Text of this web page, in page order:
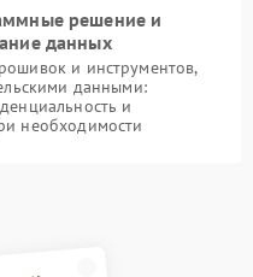
решение и
данных
и инструментов,
данными:
и
необходимости